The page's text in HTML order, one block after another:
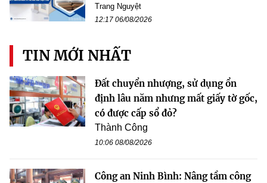
Trang Nguyệt
12:17 06/08/2026
TIN MỚI NHẤT
Đất chuyển nhượng, sử dụng ổn
định lâu năm nhưng mất giấy tờ gốc,
có được cấp sổ đỏ?
Thành Công
10:06 08/08/2026
Công an Ninh Bình: Nâng tầm công